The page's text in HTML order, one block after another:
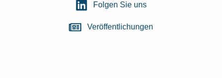
Folgen Sie uns
Veröffentlichungen